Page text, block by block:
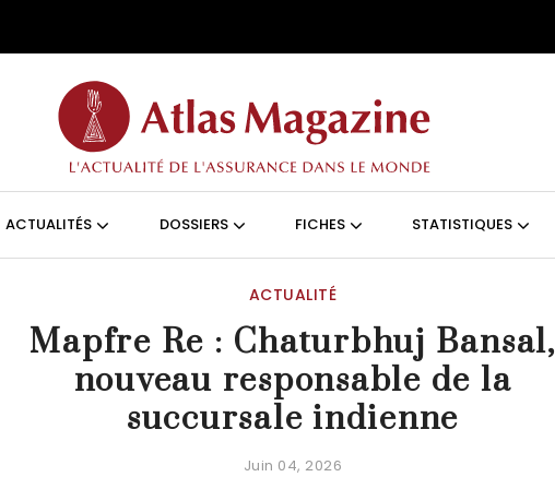
ACTUALITÉS DOSSIERS FICHES STATISTIQUES
ACTUALITÉ
Mapfre Re : Chaturbhuj Bansal,
nouveau responsable de la
succursale indienne
Juin 04, 2026